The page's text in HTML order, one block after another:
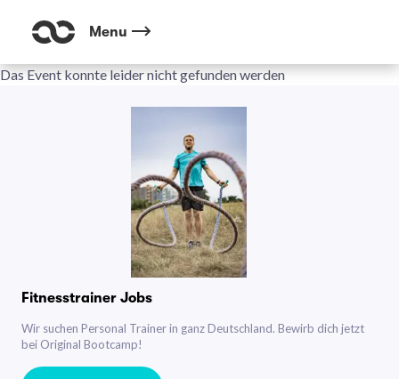
Menu
Das Event konnte leider nicht gefunden werden
Fitnesstrainer Jobs
Wir suchen Personal Trainer in ganz Deutschland. Bewirb dich jetzt
bei Original Bootcamp!